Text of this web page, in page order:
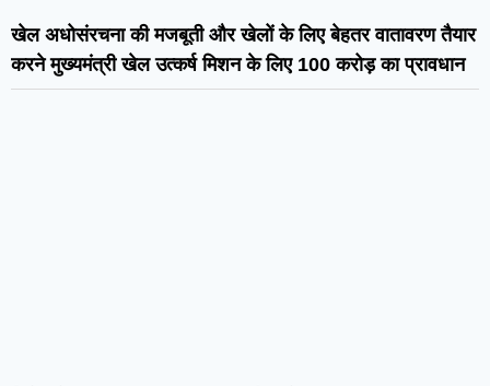
खेल अधोसंरचना की मजबूती और खेलों के लिए बेहतर वातावरण तैयार
करने मुख्यमंत्री खेल उत्कर्ष मिशन के लिए 100 करोड़ का प्रावधान